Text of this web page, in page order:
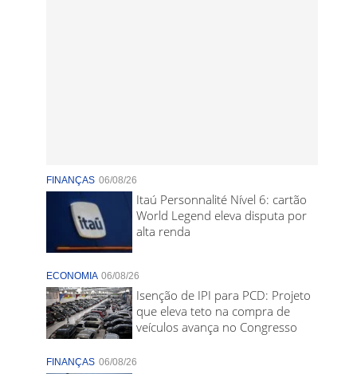
FINANÇAS 06/08/26
Itaú Personnalité Nível 6: cartão
World Legend eleva disputa por
alta renda
ECONOMIA 06/08/26
Isenção de IPI para PCD: Projeto
que eleva teto na compra de
veículos avança no Congresso
FINANÇAS 06/08/26